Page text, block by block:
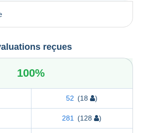
reçues
100%
52 (18 )
281 (128 )